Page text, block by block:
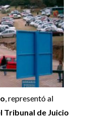
, representó al
Tribunal de Juicio